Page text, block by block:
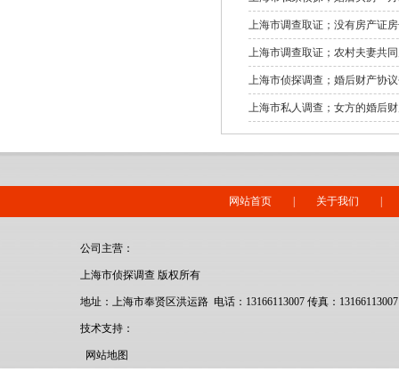
上海市调查取证；没有房产证
上海市调查取证；农村夫妻共
上海市侦探调查；婚后财产协
上海市私人调查；女方的婚后
网站首页 关于我们
公司主营：
上海市侦探调查 版权所有
地址：上海市奉贤区洪运路 电话：13166113007 传真：13166113007
技术支持：
网站地图